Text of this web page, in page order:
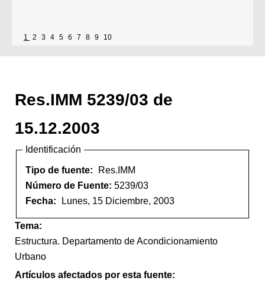
1 2 3 4 5 6 7 8 9 10
Res.IMM 5239/03 de
15.12.2003
Identificación
Tipo de fuente:
Res.IMM
Número de Fuente: 5239/03
Fecha:
Lunes, 15 Diciembre, 2003
Tema:
Estructura. Departamento de Acondicionamiento
Urbano
Artículos afectados por esta fuente: